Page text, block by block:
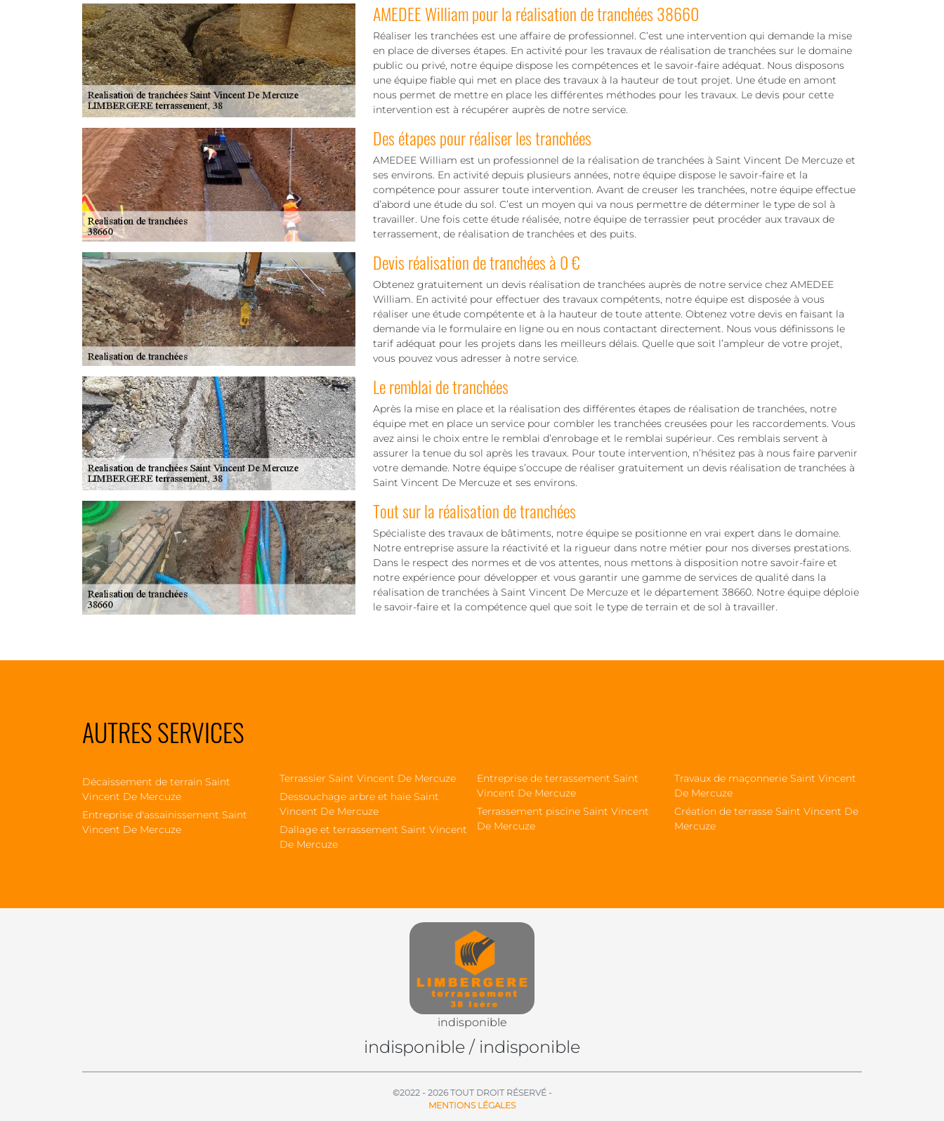
AMEDEE William pour la réalisation de tranchées 38660
Réaliser les tranchées est une affaire de professionnel. C’est une intervention qui demande la mise
en place de diverses étapes. En activité pour les travaux de réalisation de tranchées sur le domaine
public ou privé, notre équipe dispose les compétences et le savoir-faire adéquat. Nous disposons
une équipe fiable qui met en place des travaux à la hauteur de tout projet. Une étude en amont
nous permet de mettre en place les différentes méthodes pour les travaux. Le devis pour cette
intervention est à récupérer auprès de notre service.
Des étapes pour réaliser les tranchées
AMEDEE William est un professionnel de la réalisation de tranchées à Saint Vincent De Mercuze et
ses environs. En activité depuis plusieurs années, notre équipe dispose le savoir-faire et la
compétence pour assurer toute intervention. Avant de creuser les tranchées, notre équipe effectue
d’abord une étude du sol. C’est un moyen qui va nous permettre de déterminer le type de sol à
travailler. Une fois cette étude réalisée, notre équipe de terrassier peut procéder aux travaux de
terrassement, de réalisation de tranchées et des puits.
Devis réalisation de tranchées à 0 €
Obtenez gratuitement un devis réalisation de tranchées auprès de notre service chez AMEDEE
William. En activité pour effectuer des travaux compétents, notre équipe est disposée à vous
réaliser une étude compétente et à la hauteur de toute attente. Obtenez votre devis en faisant la
demande via le formulaire en ligne ou en nous contactant directement. Nous vous définissons le
tarif adéquat pour les projets dans les meilleurs délais. Quelle que soit l’ampleur de votre projet,
vous pouvez vous adresser à notre service.
Le remblai de tranchées
Après la mise en place et la réalisation des différentes étapes de réalisation de tranchées, notre
équipe met en place un service pour combler les tranchées creusées pour les raccordements. Vous
avez ainsi le choix entre le remblai d’enrobage et le remblai supérieur. Ces remblais servent à
assurer la tenue du sol après les travaux. Pour toute intervention, n’hésitez pas à nous faire parvenir
votre demande. Notre équipe s’occupe de réaliser gratuitement un devis réalisation de tranchées à
Saint Vincent De Mercuze et ses environs.
Tout sur la réalisation de tranchées
Spécialiste des travaux de bâtiments, notre équipe se positionne en vrai expert dans le domaine.
Notre entreprise assure la réactivité et la rigueur dans notre métier pour nos diverses prestations.
Dans le respect des normes et de vos attentes, nous mettons à disposition notre savoir-faire et
notre expérience pour développer et vous garantir une gamme de services de qualité dans la
réalisation de tranchées à Saint Vincent De Mercuze et le département 38660. Notre équipe déploie
le savoir-faire et la compétence quel que soit le type de terrain et de sol à travailler.
AUTRES SERVICES
Décaissement de terrain Saint
Vincent De Mercuze
Entreprise d'assainissement Saint
Vincent De Mercuze
Terrassier Saint Vincent De Mercuze
Dessouchage arbre et haie Saint
Vincent De Mercuze
Dallage et terrassement Saint Vincent
De Mercuze
Entreprise de terrassement Saint
Vincent De Mercuze
Terrassement piscine Saint Vincent
De Mercuze
Travaux de maçonnerie Saint Vincent
De Mercuze
Création de terrasse Saint Vincent De
Mercuze
indisponible
indisponible / indisponible
©2022 - 2026 TOUT DROIT RÉSERVÉ -
MENTIONS LÉGALES